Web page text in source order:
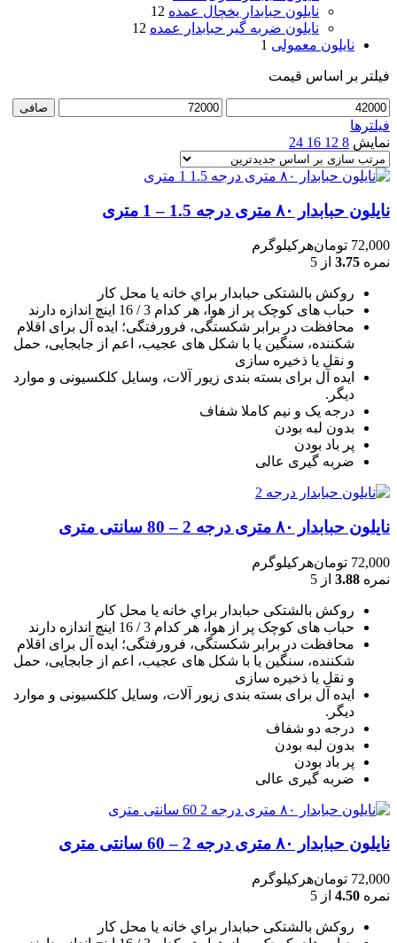
نایلون حبابدار یخچال عمده 12
نایلون ضربه گیر حبابدار عمده 12
نایلون معمولی 1
فیلتر بر اساس قیمت
حداقل
قیمت
حداكثر
صافی
فیلترها
نمایش 8
12
16
24
نایلون حبابدار ۸۰ متری درجه 1.5 – 1 متری
72,000 تومانهرکیلوگرم
نمره 3.75 از 5
روکش بالشتکی حبابدار براي خانه يا محل کار
حباب های کوچک پر از هوا، هر کدام 3 / 16 اينچ اندازه دارند
محافظت در برابر شکستگی، فرورفتگی؛ ايده آل برای اقلام
شکننده، سنگين يا با شکل های عجيب، اعم از جابجايی، حمل
و نقل يا ذخيره سازی
ایده آل برای بسته بندی زیور آلات، وسایل کلکسیونی و موارد
دیگر.
درجه یک و نیم کاملا شفاف
بدون لبه بودن
پر باد بودن
ضربه گیری عالی
نایلون حبابدار ۸۰ متری درجه 2 – 80 سانتی متری
72,000 تومانهرکیلوگرم
نمره 3.88 از 5
روکش بالشتکی حبابدار براي خانه يا محل کار
حباب های کوچک پر از هوا، هر کدام 3 / 16 اينچ اندازه دارند
محافظت در برابر شکستگی، فرورفتگی؛ ايده آل برای اقلام
شکننده، سنگين يا با شکل های عجيب، اعم از جابجايی، حمل
و نقل يا ذخيره سازی
ایده آل برای بسته بندی زیور آلات، وسایل کلکسیونی و موارد
دیگر.
درجه دو شفاف
بدون لبه بودن
پر باد بودن
ضربه گیری عالی
نایلون حبابدار ۸۰ متری درجه 2 – 60 سانتی متری
72,000 تومانهرکیلوگرم
نمره 4.50 از 5
روکش بالشتکی حبابدار براي خانه يا محل کار